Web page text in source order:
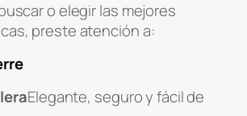
o elegir las mejores
preste atención a:
Elegante, seguro y fácil de